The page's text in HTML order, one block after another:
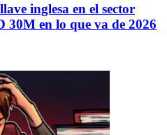
inglesa en el sector
30M en lo que va de 2026